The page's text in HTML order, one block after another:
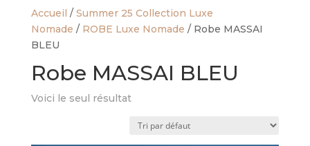
Accueil / Summer 25 Collection Luxe
Nomade / ROBE Luxe Nomade / Robe MASSAI
BLEU
Robe MASSAI BLEU
Voici le seul résultat